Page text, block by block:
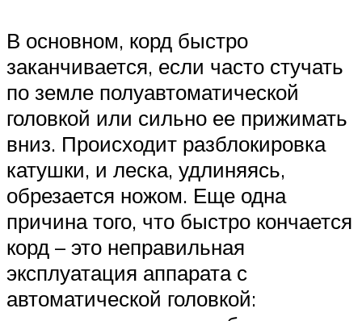
В основном, корд быстро
заканчивается, если часто стучать
по земле полуавтоматической
головкой или сильно ее прижимать
вниз. Происходит разблокировка
катушки, и леска, удлиняясь,
обрезается ножом. Еще одна
причина того, что быстро кончается
корд – это неправильная
эксплуатация аппарата с
автоматической головкой: